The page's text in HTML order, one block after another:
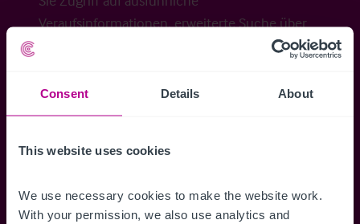
Consent Details About
This website uses cookies
We use necessary cookies to make the website work.
With your permission, we also use analytics and
Veraufsinformationen, erweiterte Suche über
Benachrichtigungen für neuen Objekten zu
erhalten.
Zugriff auf alle
Speichern